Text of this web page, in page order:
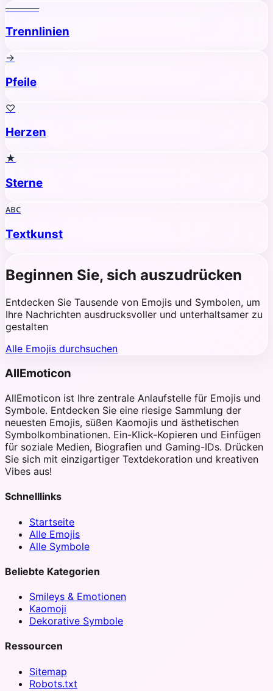
─────
Trennlinien
→
Pfeile
♡
Herzen
★
Sterne
ᴀʙᴄ
Textkunst
Beginnen Sie, sich auszudrücken
Entdecken Sie Tausende von Emojis und Symbolen, um
Ihre Nachrichten ausdrucksvoller und unterhaltsamer zu
gestalten
Alle Emojis durchsuchen
AllEmoticon
AllEmoticon ist Ihre zentrale Anlaufstelle für Emojis und
Symbole. Entdecken Sie eine riesige Sammlung der
neuesten Emojis, süßen Kaomojis und ästhetischen
Symbolkombinationen. Ein-Klick-Kopieren und Einfügen
für soziale Medien, Biografien und Gaming-IDs. Drücken
Sie sich mit einzigartiger Textdekoration und kreativen
Vibes aus!
Schnelllinks
Startseite
Alle Emojis
Alle Symbole
Beliebte Kategorien
Smileys & Emotionen
Kaomoji
Dekorative Symbole
Ressourcen
Sitemap
Robots.txt